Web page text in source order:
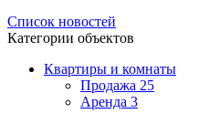
Список новостей
Категории объектов
Квартиры и комнаты
Продажа 25
Аренда 3